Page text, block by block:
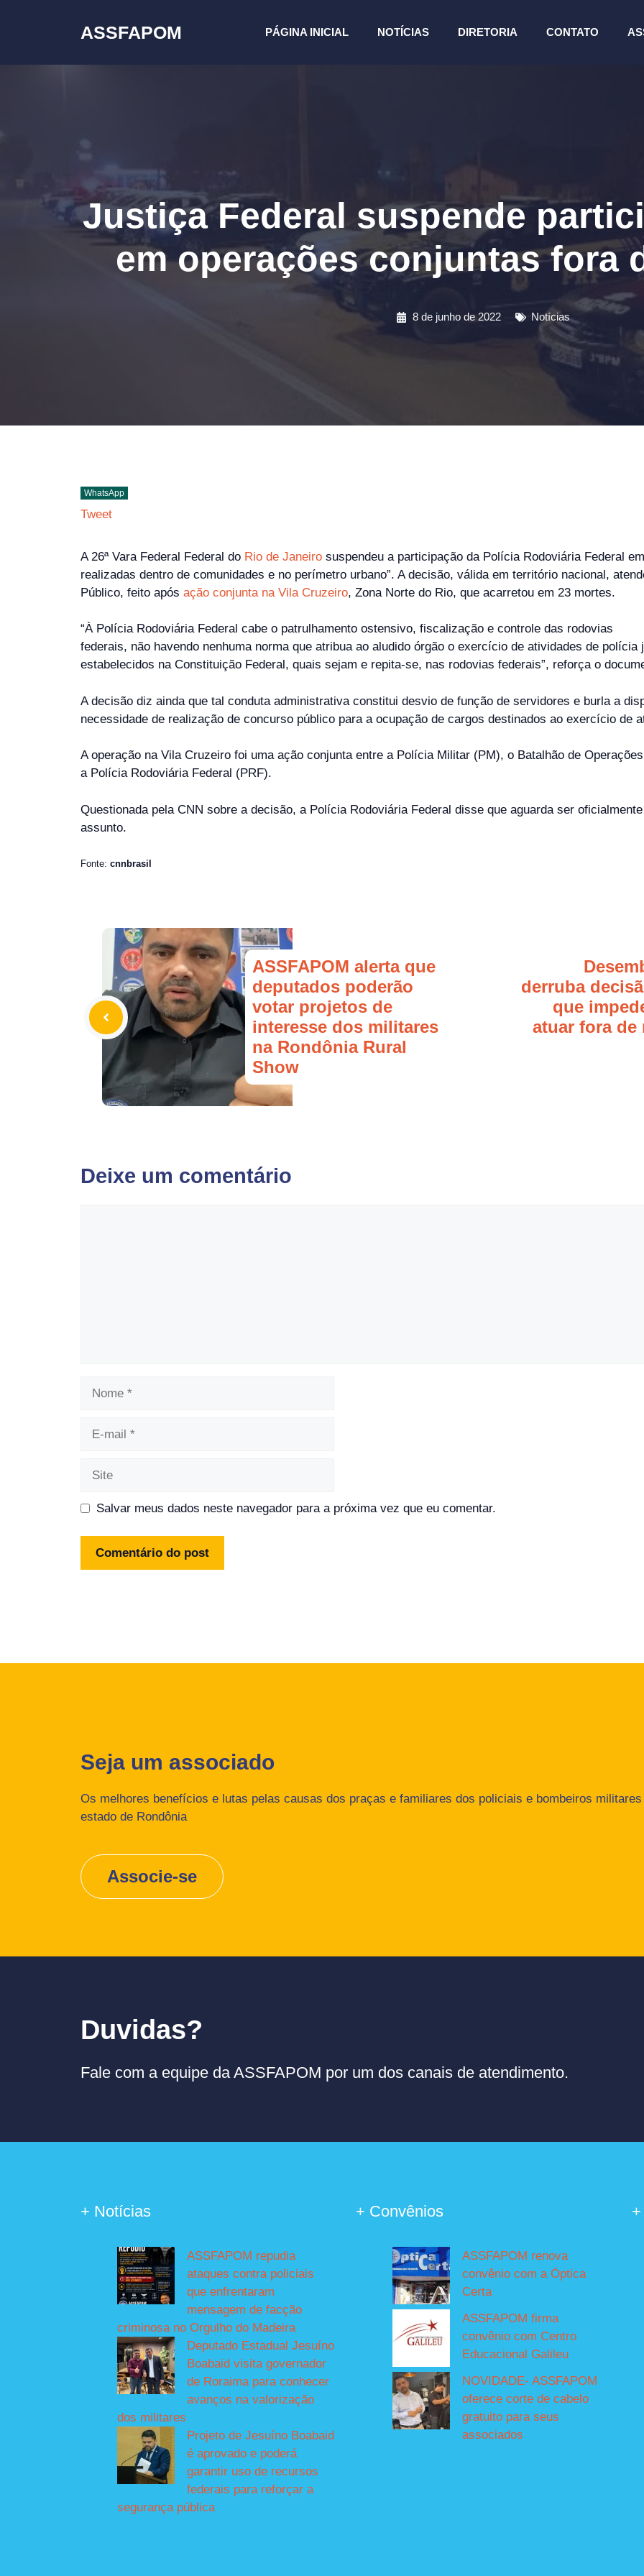
conteúdo
ASSFAPOM PÁGINA INICIAL NOTÍCIAS DIRETORIA CONTATO
Justiça Federal suspende
em operações conjuntas fora
8 de junho de 2022 Notícias
WhatsApp
Tweet
A 26ª Vara Federal Federal do Rio de Janeiro suspendeu a participação da Polícia Rodoviária Federal
realizadas dentro de comunidades e no perímetro urbano”. A decisão, válida em território nacional,
Público, feito após ação conjunta na Vila Cruzeiro, Zona Norte do Rio, que acarretou em 23 mortes.
“À Polícia Rodoviária Federal cabe o patrulhamento ostensivo, fiscalização e controle das rodovias
federais, não havendo nenhuma norma que atribua ao aludido órgão o exercício de atividades de
estabelecidos na Constituição Federal, quais sejam e repita-se, nas rodovias federais”, reforça o
A decisão diz ainda que tal conduta administrativa constitui desvio de função de servidores e burla a
necessidade de realização de concurso público para a ocupação de cargos destinados ao exercício de
A operação na Vila Cruzeiro foi uma ação conjunta entre a Polícia Militar (PM), o Batalhão de
a Polícia Rodoviária Federal (PRF).
Questionada pela CNN sobre a decisão, a Polícia Rodoviária Federal disse que aguarda ser
assunto.
Fonte: cnnbrasil
ASSFAPOM alerta que
deputados poderão
votar projetos de
interesse dos militares
na Rondônia Rural
Show
derruba
que
atuar fora de
Deixe um comentário
Salvar meus dados neste navegador para a próxima vez que eu comentar.
Seja um associado
Os melhores benefícios e lutas pelas causas dos praças e familiares dos policiais e bombeiros militares
estado de Rondônia
Associe-se
Duvidas?
Fale com a equipe da ASSFAPOM por um dos canais de atendimento.
+ Notícias
ASSFAPOM repudia
ataques contra policiais
que enfrentaram
mensagem de facção
criminosa no Orgulho do Madeira
Deputado Estadual Jesuíno
Boabaid visita governador
de Roraima para conhecer
avanços na valorização
dos militares
Projeto de Jesuíno Boabaid
é aprovado e poderá
garantir uso de recursos
federais para reforçar a
segurança pública
+ Convênios
ASSFAPOM renova
convênio com a Óptica
Certa
ASSFAPOM firma
convênio com Centro
Educacional Galileu
NOVIDADE- ASSFAPOM
oferece corte de cabelo
gratuito para seus
associados